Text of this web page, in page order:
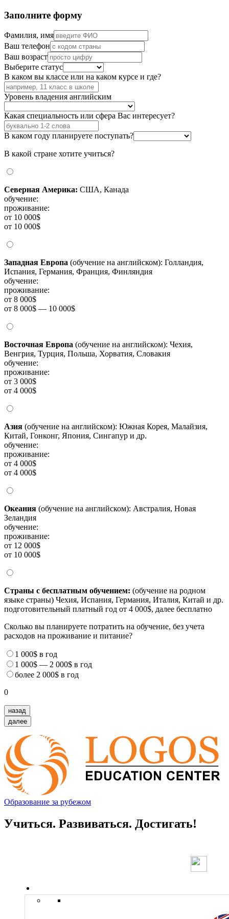
Заполните форму
Фамилия, имя
Ваш телефон
Ваш возраст
Выберите статус
В каком вы классе или на каком курсе и где?
Уровень владения английским
Какая специальность или сфера Вас интересует?
В каком году планируете поступать?
В какой стране хотите учиться?
Северная Америка: США, Канада
обучение:
проживание:
от 10 000$
от 10 000$
Западная Европа (обучение на английском): Голландия,
Испания, Германия, Франция, Финляндия
обучение:
проживание:
от 8 000$
от 8 000$ — 10 000$
Восточная Европа (обучение на английском): Чехия,
Венгрия, Турция, Польша, Хорватия, Словакия
обучение:
проживание:
от 3 000$
от 4 000$
Азия (обучение на английском): Южная Корея, Малайзия,
Китай, Гонконг, Япония, Сингапур и др.
обучение:
проживание:
от 4 000$
от 4 000$
Океания (обучение на английском): Австралия, Новая
Зеландия
обучение:
проживание:
от 12 000$
от 10 000$
Страны с бесплатным обучением: (обучение на родном
языке страны) Чехия, Испания, Германия, Италия, Китай и др.
подготовительный платный год от 4 000$, далее бесплатно
Сколько вы планируете потратить на обучение, без учета
расходов на проживание и питание?
1 000$ в год
1 000$ — 2 000$ в год
более 2 000$ в год
0
назад
далее
Образование за рубежом
Учиться. Развиваться. Достигать!